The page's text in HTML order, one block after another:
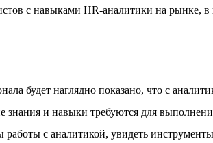
с навыками HR-аналитики на рынке,
будет наглядно показано, что с
и навыки требуются для
с аналитикой, увидеть